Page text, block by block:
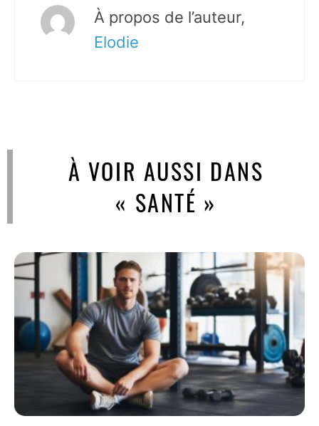
À propos de l’auteur,
Elodie
À VOIR AUSSI DANS
« SANTÉ »